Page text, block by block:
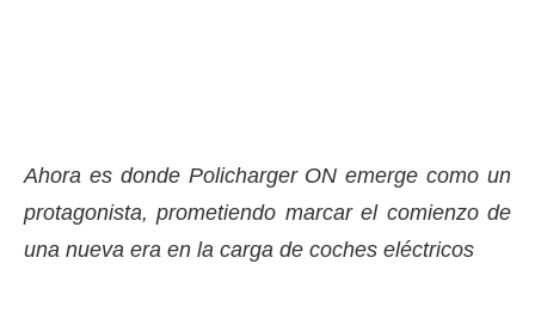
Ahora es donde Policharger ON emerge como un
protagonista, prometiendo marcar el comienzo de
una nueva era en la carga de coches eléctricos